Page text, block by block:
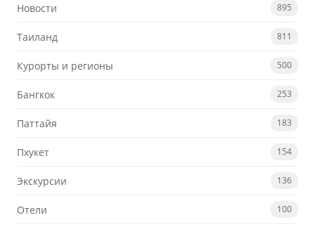
Новости 895
Таиланд 811
Курорты и регионы 500
Бангкок 253
Паттайя 183
Пхукет 154
Экскурсии 136
Отели 100